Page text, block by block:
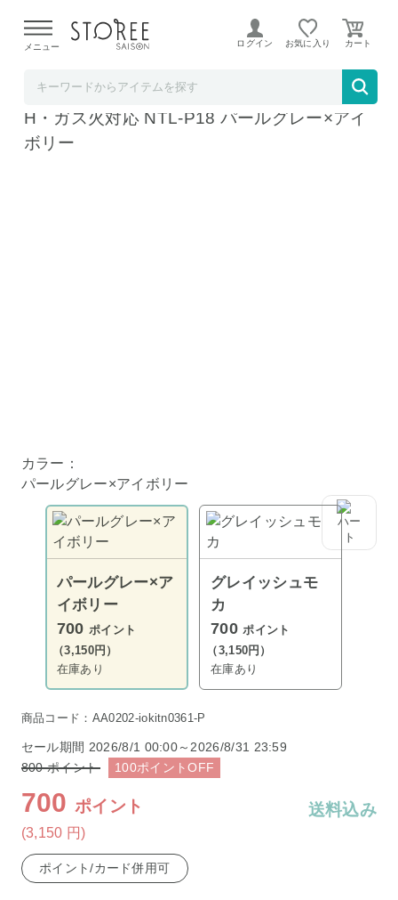
よる配送遅延が発生しております。
メニュー ログイン お気に入り
アイリスオーヤマ ナチュかる片手なべ18cm I
H・ガス火対応 NTL-P18 パールグレー×アイ
ボリー
カラー：
パールグレー×アイボリー
パールグレー×ア
イボリー
700ポイント
（3,150円）
在庫あり
グレイッシュモ
カ
700ポイント
（3,150円）
在庫あり
商品コード：AA0202-iokitn0361-P
セール期間 2026/8/1 00:00～2026/8/31 23:59
800ポイント 100ポイントOFF
700ポイント
(3,150 円)
送料込み
ポイント/カード併用可